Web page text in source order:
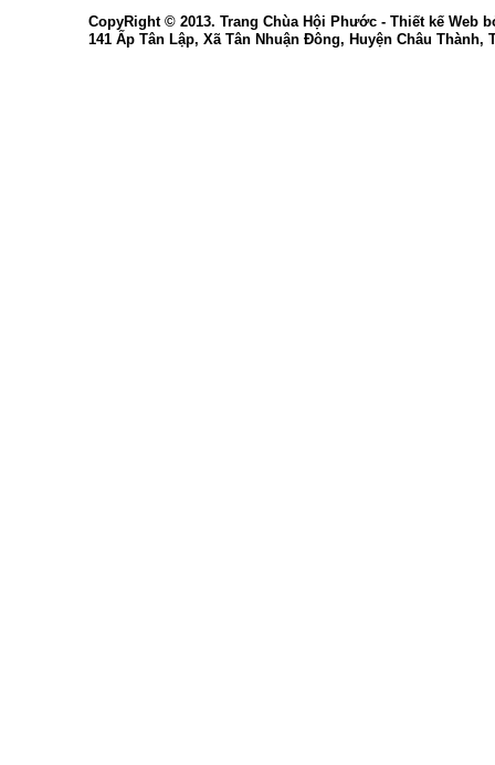
CopyRight © 2013. Trang Chùa Hội Phước - Thiết kế Web
141 Ấp Tân Lập, Xã Tân Nhuận Đông, Huyện Châu Thành,